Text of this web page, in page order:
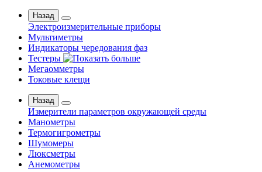
Назад
Электроизмерительные приборы
Мультиметры
Индикаторы чередования фаз
Тестеры
Мегаомметры
Токовые клещи
Назад
Измерители параметров окружающей среды
Манометры
Термогигрометры
Шумомеры
Люксметры
Анемометры